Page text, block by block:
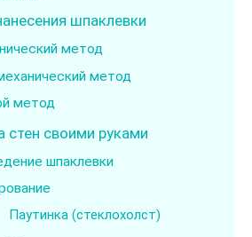
шпаклевки
метод
метод
метод
стен своими руками
шпаклевки
Паутинка (стеклохолст)